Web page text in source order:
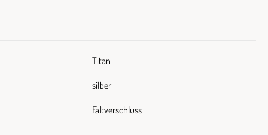
Titan
silber
Faltverschluss